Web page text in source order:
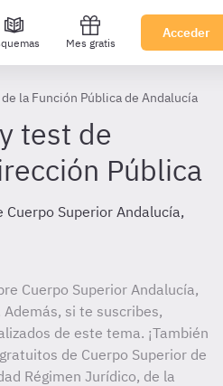
Mes gratis
Acceder
la Función Pública de Andalucía
test de
Pública
Cuerpo Superior Andalucía,
Cuerpo Superior Andalucía,
si te suscribes,
de este tema. ¡También
de Cuerpo Superior de
Régimen Jurídico, de la